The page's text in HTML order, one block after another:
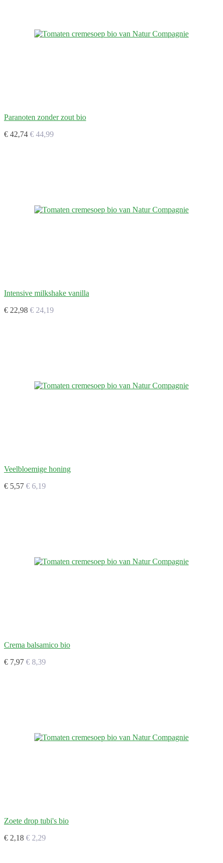
Paranoten zonder zout bio
€ 42,74 € 44,99
Intensive milkshake vanilla
€ 22,98 € 24,19
Veelbloemige honing
€ 5,57 € 6,19
Crema balsamico bio
€ 7,97 € 8,39
Zoete drop tubi's bio
€ 2,18 € 2,29